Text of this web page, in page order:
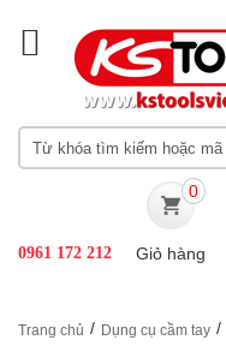
0961 172 212
0
Giỏ hàng
Trang chủ / Dụng cụ cầm tay /